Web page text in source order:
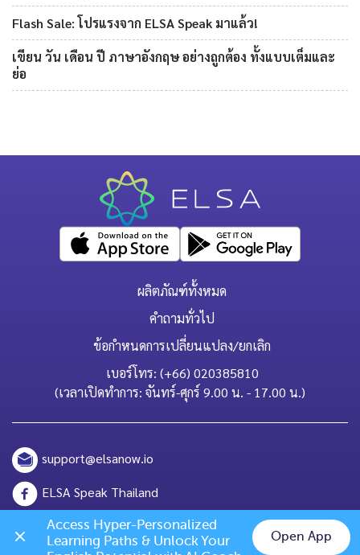
Flash Sale: โปรแรงจาก ELSA Speak มาแล้ว!
เขียน วัน เดือน ปี ภาษาอังกฤษ อย่างถูกต้อง ทั้งแบบเต็มและ
ย่อ
ผลิตภัณฑ์ทั้งหมด
คำถามทั่วไป
ข้อกำหนดการเปลี่ยนแปลง/ยกเลิก
เบอร์โทร: (+66) 020385810
(เวลาเปิดทำการ: จันทร์-ศุกร์ 9.00 น. - 17.00 น.)
support@elsanow.io
ELSA Speak Thailand
Channel ID: @elsaspeak
Access Hyper-Personalized
Learning Paths & Unlock Your
Open App